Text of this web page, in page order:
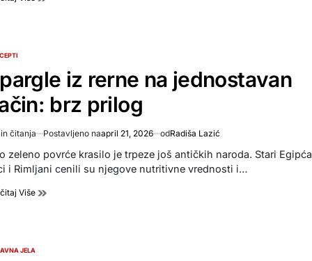
iz rerne na jednostavan
brz prilog
čitanja Postavljeno naapril 21, 2026 odRadiša Lazić
zeleno povrće krasilo je trpeze još antičkih naroda. Stari
i Rimljani cenili su njegove nutritivne vrednosti i…
Više
JELA